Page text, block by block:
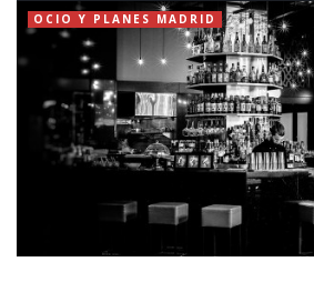
OCIO Y PLANES MADRID